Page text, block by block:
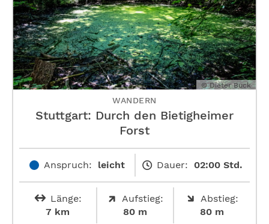
© Dieter Buck
WANDERN
Stuttgart: Durch den Bietigheimer
Forst
Anspruch: leicht Dauer: 02:00 Std.
Länge:
7 km
Aufstieg:
80 m
Abstieg:
80 m